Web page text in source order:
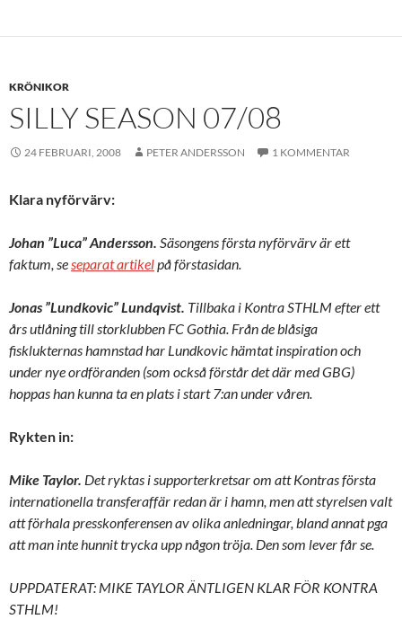
KRÖNIKOR
SILLY SEASON 07/08
24 FEBRUARI, 2008 PETER ANDERSSON 1 KOMMENTAR
Klara nyförvärv:
Johan ”Luca” Andersson. Säsongens första nyförvärv är ett
faktum, se separat artikelpå förstasidan.
Jonas ”Lundkovic” Lundqvist. Tillbaka i Kontra STHLM efter ett
års utlåning till storklubben FC Gothia. Från de blåsiga
fisklukternas hamnstad har Lundkovic hämtat inspiration och
under nye ordföranden (som också förstår det där med GBG)
hoppas han kunna ta en plats i start 7:an under våren.
Rykten in:
Mike Taylor. Det ryktas i supporterkretsar om att Kontras första
internationella transferaffär redan är i hamn, men att styrelsen valt
att förhala presskonferensen av olika anledningar, bland annat pga
att man inte hunnit trycka upp någon tröja. Den som lever får se.
UPPDATERAT: MIKE TAYLOR ÄNTLIGEN KLAR FÖR KONTRA
STHLM!